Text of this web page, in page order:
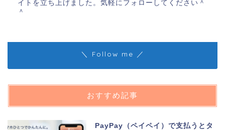
イトを立ち上げました。気軽にフォローしてください＾
＾
＼ Follow me ／
おすすめ記事
PayPay（ペイペイ）で支払うとタ